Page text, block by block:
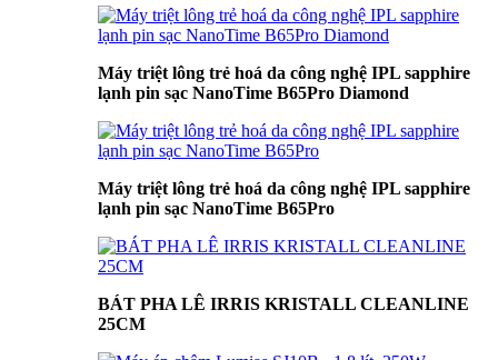
Máy triệt lông trẻ hoá da công nghệ IPL sapphire
lạnh pin sạc NanoTime B65Pro Diamond
Máy triệt lông trẻ hoá da công nghệ IPL sapphire
lạnh pin sạc NanoTime B65Pro
BÁT PHA LÊ IRRIS KRISTALL CLEANLINE
25CM